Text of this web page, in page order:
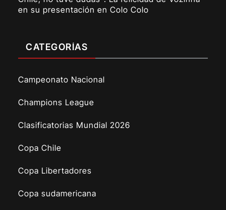
en su presentación en Colo Colo
CATEGORÍAS
Campeonato Nacional
Champions League
Clasificatorias Mundial 2026
Copa Chile
Copa Libertadores
Copa sudamericana